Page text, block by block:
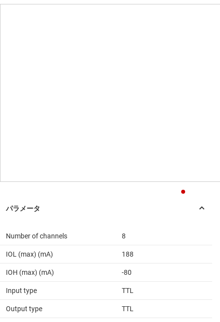
Number of channels 8
IOL (max) (mA) 188
IOH (max) (mA) -80
Input type TTL
Output type TTL